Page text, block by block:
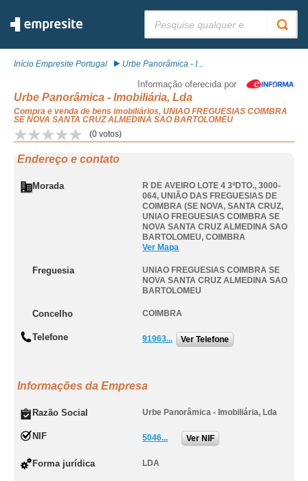
Início Empresite Portugal Urbe Panorâmica - I...
Informação oferecida por
Urbe Panorâmica - Imobiliária, Lda
Compra e venda de bens imobiliários, UNIAO FREGUESIAS COIMBRA
SE NOVA SANTA CRUZ ALMEDINA SAO BARTOLOMEU
(0 votos)
Endereço e contato
Morada
R DE AVEIRO LOTE 4 3ºDTO., 3000-
064, UNIÃO DAS FREGUESIAS DE
COIMBRA (SE NOVA, SANTA CRUZ,
UNIAO FREGUESIAS COIMBRA SE
NOVA SANTA CRUZ ALMEDINA SAO
BARTOLOMEU, COIMBRA
Ver Mapa
Freguesia
UNIAO FREGUESIAS COIMBRA SE
NOVA SANTA CRUZ ALMEDINA SAO
BARTOLOMEU
Concelho COIMBRA
Telefone 91963... Ver Telefone
Informações da Empresa
Razão Social Urbe Panorâmica - Imobiliária, Lda
NIF 5046... Ver NIF
Forma jurídica LDA